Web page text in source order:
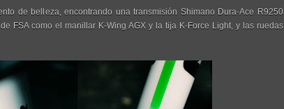
de belleza, encontrando una transmisión Shimano Dura-Ace R9250
FSA como el manillar K-Wing AGX y la tija K-Force Light, y las ruedas